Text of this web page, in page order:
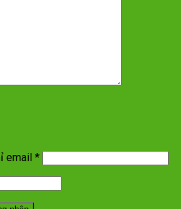
email *